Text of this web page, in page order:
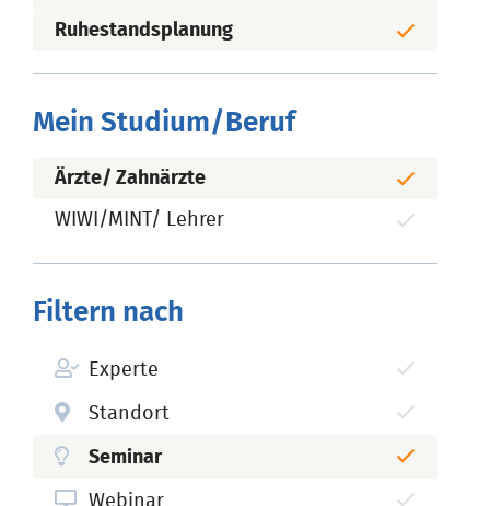
Ruhestandsplanung
Mein Studium/Beruf
Ärzte/ Zahnärzte
WIWI/MINT/ Lehrer
Filtern nach
Experte
Standort
Seminar
Webinar